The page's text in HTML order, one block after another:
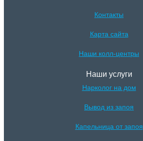
Контакты
Карта сайта
Наши колл-центры
Наши услуги
Нарколог на дом
Вывод из запоя
Капельница от запоя